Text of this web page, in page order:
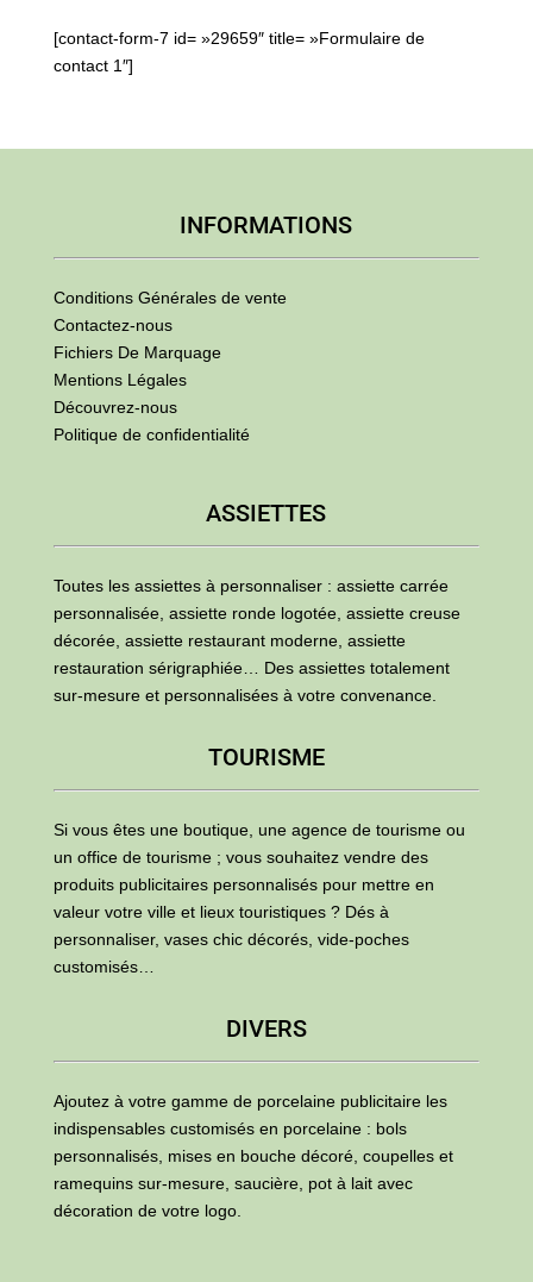
[contact-form-7 id= »29659″ title= »Formulaire de
contact 1″]
INFORMATIONS
Conditions Générales de vente
Contactez-nous
Fichiers De Marquage
Mentions Légales
Découvrez-nous
Politique de confidentialité
ASSIETTES
Toutes les assiettes à personnaliser : assiette carrée
personnalisée, assiette ronde logotée, assiette creuse
décorée, assiette restaurant moderne, assiette
restauration sérigraphiée… Des assiettes totalement
sur-mesure et personnalisées à votre convenance.
TOURISME
Si vous êtes une boutique, une agence de tourisme ou
un office de tourisme ; vous souhaitez vendre des
produits publicitaires personnalisés pour mettre en
valeur votre ville et lieux touristiques ? Dés à
personnaliser, vases chic décorés, vide-poches
customisés…
DIVERS
Ajoutez à votre gamme de porcelaine publicitaire les
indispensables customisés en porcelaine : bols
personnalisés, mises en bouche décoré, coupelles et
ramequins sur-mesure, saucière, pot à lait avec
décoration de votre logo.